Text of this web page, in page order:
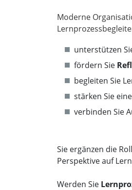
Moderne
unterstützen
fördern Sie
begleiten Sie
stärken Sie eine
verbinden Sie
Sie ergänzen die
Perspektive auf
Werden Sie